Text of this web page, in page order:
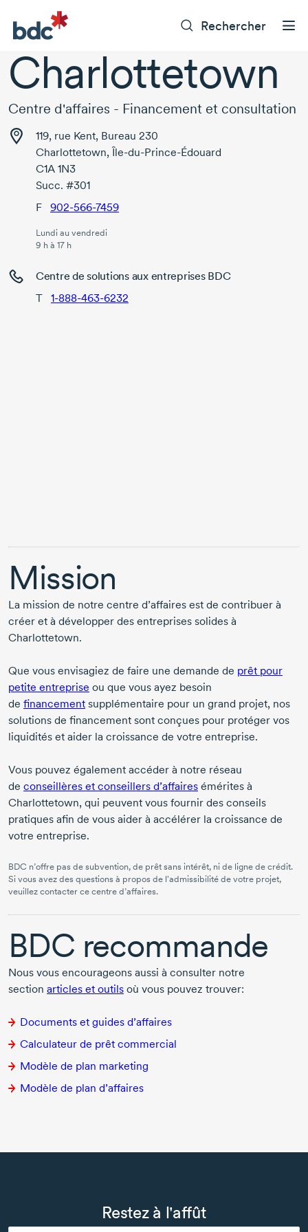
Rechercher
Charlottetown
Centre d'affaires - Financement et consultation
119, rue Kent, Bureau 230
Charlottetown, Île-du-Prince-Édouard
C1A 1N3
Succ. #301
F
902-566-7459
Lundi au vendredi
9 h à 17 h
Centre de solutions aux entreprises BDC
T
1-888-463-6232
Mission
La mission de notre centre d’affaires est de contribuer à
créer et à développer des entreprises solides à
Charlottetown.
Que vous envisagiez de faire une demande de prêt pour
petite entreprise ou que vous ayez besoin
de financement supplémentaire pour un grand projet, nos
solutions de financement sont conçues pour protéger vos
liquidités et aider la croissance de votre entreprise.
Vous pouvez également accéder à notre réseau
de conseillères et conseillers d’affaires émérites à
Charlottetown, qui peuvent vous fournir des conseils
pratiques afin de vous aider à accélérer la croissance de
votre entreprise.
BDC n’offre pas de subvention, de prêt sans intérêt, ni de ligne de crédit.
Si vous avez des questions à propos de l'admissibilité de votre projet,
veuillez contacter ce centre d’affaires.
BDC recommande
Nous vous encourageons aussi à consulter notre
section articles et outils où vous pouvez trouver:
Documents et guides d’affaires
Calculateur de prêt commercial
Modèle de plan marketing
Modèle de plan d’affaires
Restez à l'affût